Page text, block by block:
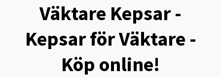
Väktare Kepsar -
Kepsar för Väktare -
Köp online!